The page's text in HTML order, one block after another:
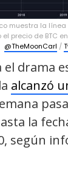
muestra la
precio de BTC
@TheMoonCarl /
el drama
alcanzó
la
según